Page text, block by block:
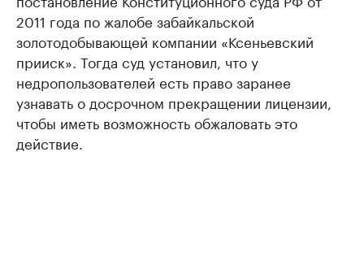
2011 года по жалобе забайкальской
золотодобывающей компании «Ксеньевский
прииск». Тогда суд установил, что у
недропользователей есть право заранее
узнавать о досрочном прекращении лицензии,
чтобы иметь возможность обжаловать это
действие.